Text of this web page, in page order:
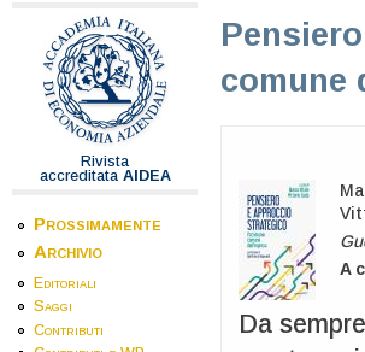
Rivista
accreditata AIDEA
Prossimamente
Archivio
Editoriali
Saggi
Contributi
comune
A
Da